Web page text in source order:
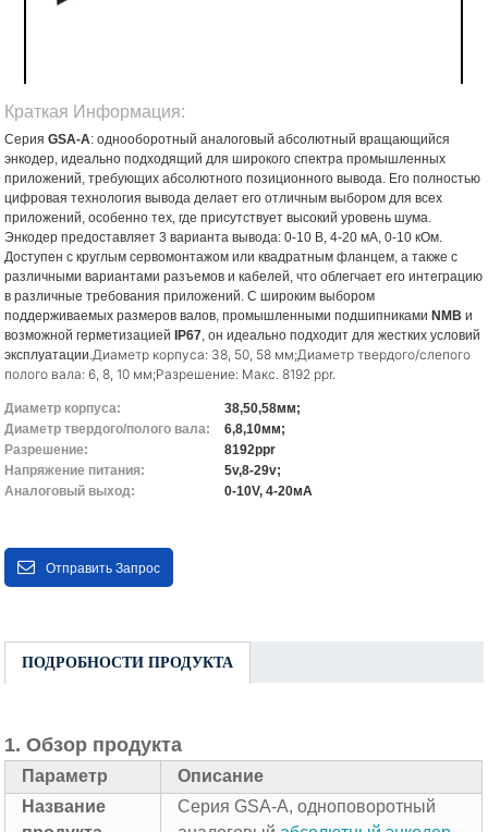
Краткая Информация:
СерияGSA-A: однооборотный аналоговый абсолютный вращающийся
энкодер, идеально подходящий для широкого спектра промышленных
приложений, требующих абсолютного позиционного вывода. Его полностью
цифровая технология вывода делает его отличным выбором для всех
приложений, особенно тех, где присутствует высокий уровень шума.
Энкодер предоставляет 3 варианта вывода: 0-10 В, 4-20 мА, 0-10 кОм.
Доступен с круглым сервомонтажом или квадратным фланцем, а также с
различными вариантами разъемов и кабелей, что облегчает его интеграцию
в различные требования приложений. С широким выбором
поддерживаемых размеров валов, промышленными подшипникамиNMB и
возможной герметизациейIP67 , он идеально подходит для жестких условий
эксплуатации. Диаметр корпуса: 38, 50, 58 мм;Диаметр твердого/слепого
полого вала: 6, 8, 10 мм;Разрешение: Макс. 8192 ppr.
Диаметр корпуса:
38,50,58мм;
Диаметр твердого/полого вала:
6,8,10мм;
Разрешение:
8192ppr
Напряжение питания:
5v,8-29v;
Аналоговый выход:
0-10V, 4-20мА
Отправить Запрос
ПОДРОБНОСТИ ПРОДУКТА
1. Обзор продукта
Параметр
Описание
Название
Серия GSA-A, одноповоротный